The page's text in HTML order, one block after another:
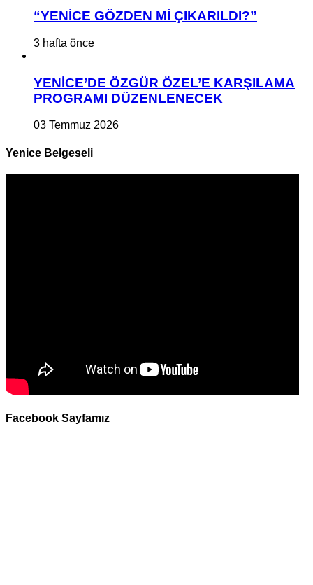
“YENİCE GÖZDEN Mİ ÇIKARILDI?”
3 hafta önce
YENİCE’DE ÖZGÜR ÖZEL’E KARŞILAMA
PROGRAMI DÜZENLENECEK
03 Temmuz 2026
Yenice Belgeseli
Facebook Sayfamız